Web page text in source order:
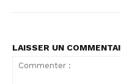
LAISSER UN